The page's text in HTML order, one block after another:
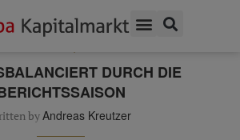
DURCH DIE
byAndreas Kreutzer